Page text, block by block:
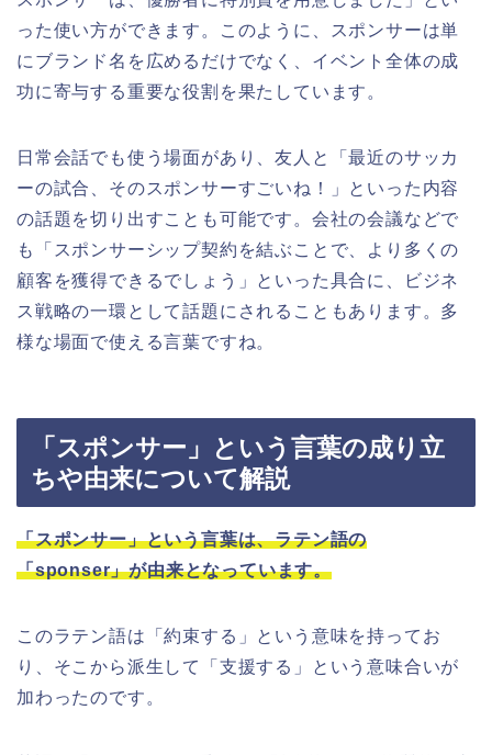
った使い方ができます。このように、スポンサーは単
にブランド名を広めるだけでなく、イベント全体の成
功に寄与する重要な役割を果たしています。
日常会話でも使う場面があり、友人と「最近のサッカ
ーの試合、そのスポンサーすごいね！」といった内容
の話題を切り出すことも可能です。会社の会議などで
も「スポンサーシップ契約を結ぶことで、より多くの
顧客を獲得できるでしょう」といった具合に、ビジネ
ス戦略の一環として話題にされることもあります。多
様な場面で使える言葉ですね。
「スポンサー」という言葉の成り立
ちや由来について解説
「スポンサー」という言葉は、ラテン語の
「sponser」が由来となっています。
このラテン語は「約束する」という意味を持ってお
り、そこから派生して「支援する」という意味合いが
加わったのです。